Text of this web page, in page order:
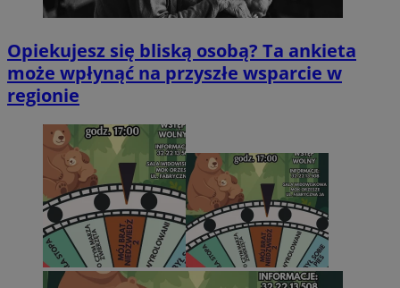
Opiekujesz się bliską osobą? Ta ankieta
może wpłynąć na przyszłe wsparcie w
regionie